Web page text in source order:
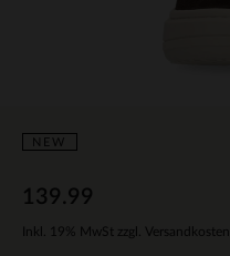
NEW
139.99
Inkl. 19% MwSt zzgl. Versandkosten